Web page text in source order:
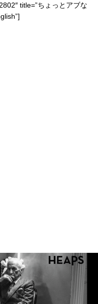
title=”ちょっとアブな